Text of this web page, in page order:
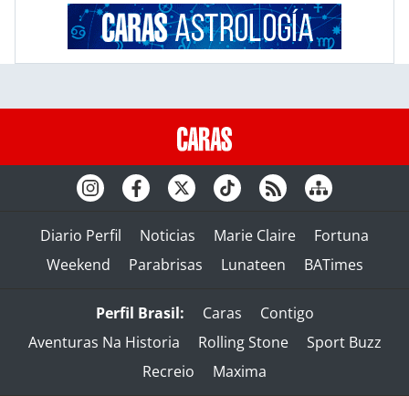
Diario Perfil Noticias Marie Claire
Fortuna
Weekend
Parabrisas Lunateen BATimes
Perfil Brasil: Caras
Contigo
Aventuras Na Historia
Rolling Stone
Sport Buzz
Recreio
Maxima